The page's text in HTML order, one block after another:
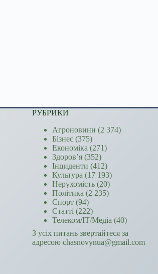
РУБРИКИ
Агроновини (2 374)
Бізнес (375)
Економіка (271)
Здоров’я (352)
Інциденти (412)
Культура (17 193)
Нерухомість (20)
Політика (2 235)
Спорт (94)
Статті (222)
Телеком/ІТ/Медіа (40)
З усіх питань звертайтеся за
адресою chasnovynua@gmail.com